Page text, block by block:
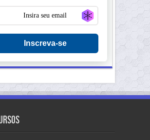
Generate new
Inscreva-se